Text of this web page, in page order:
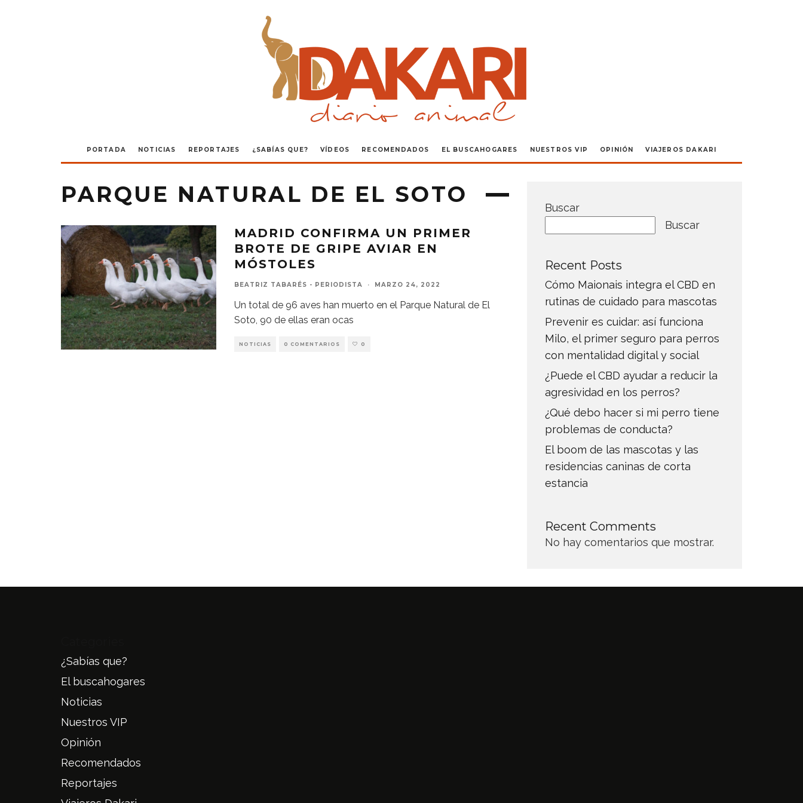
PORTADA NOTICIAS REPORTAJES ¿SABÍAS QUE? VÍDEOS RECOMENDADOS EL BUSCAHOGARES NUESTROS VIP OPINIÓN VIAJEROS DAKARI
PARQUE NATURAL DE EL SOTO
MADRID CONFIRMA UN PRIMER
BROTE DE GRIPE AVIAR EN
MÓSTOLES
BEATRIZ TABARÉS - PERIODISTA · MARZO 24, 2022
Un total de 96 aves han muerto en el Parque Natural de El
Soto, 90 de ellas eran ocas
NOTICIAS 0 COMENTARIOS 0
Buscar
Buscar
Recent Posts
Cómo Maionais integra el CBD en
rutinas de cuidado para mascotas
Prevenir es cuidar: así funciona
Milo, el primer seguro para perros
con mentalidad digital y social
¿Puede el CBD ayudar a reducir la
agresividad en los perros?
¿Qué debo hacer si mi perro tiene
problemas de conducta?
El boom de las mascotas y las
residencias caninas de corta
estancia
Recent Comments
No hay comentarios que mostrar.
¿Sabías que?
El buscahogares
Noticias
Nuestros VIP
Opinión
Recomendados
Reportajes